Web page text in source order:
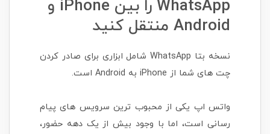
WhatsApp را بین iPhone و
Android منتقل کنید
نسخه بتا WhatsApp شامل ابزاری برای صادر کردن
چت های شما از iPhone به Android است.
واتس اپ یکی از محبوب ترین سرویس های پیام
رسانی است، اما با وجود بیش از یک دهه حضور،